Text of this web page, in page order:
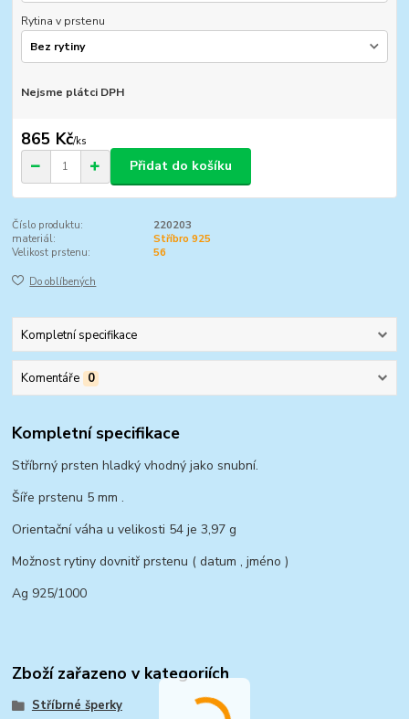
Rytina v prstenu
Nejsme plátci DPH
865 Kč/ks
Přidat do košíku
Číslo produktu:
220203
materiál:
Stříbro 925
Velikost prstenu:
56
Do oblíbených
Kompletní specifikace
Komentáře 0
Kompletní specifikace
Stříbrný prsten hladký vhodný jako snubní.
Šíře prstenu 5 mm .
Orientační váha u velikosti 54 je 3,97 g
Možnost rytiny dovnitř prstenu ( datum , jméno )
Ag 925/1000
Zboží zařazeno v kategoriích
Stříbrné šperky